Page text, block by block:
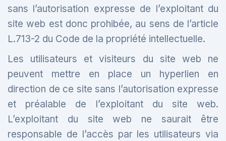
sans l’autorisation expresse de l’exploitant du
site web est donc prohibée, au sens de l’article
L.713-2 du Code de la propriété intellectuelle.
Les utilisateurs et visiteurs du site web ne
peuvent mettre en place un hyperlien en
direction de ce site sans l’autorisation expresse
et préalable de l’exploitant du site web.
L’exploitant du site web ne saurait être
responsable de l’accès par les utilisateurs via